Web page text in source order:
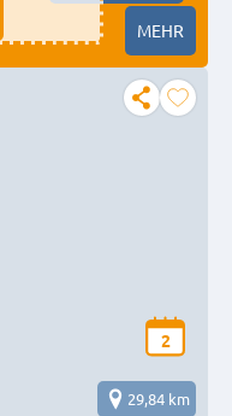
MEHR
2
29,84 km